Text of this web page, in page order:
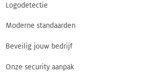
Logodetectie
Moderne standaarden
Beveilig jouw bedrijf
Onze security aanpak